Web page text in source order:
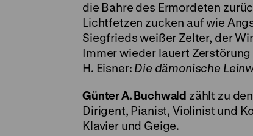
die Bahre des Ermordeten
Lichtfetzen zucken auf wie
Siegfrieds weißer Zelter, der
Immer wieder lauert Zerstörung
H. Eisner: Die dämonische
Günter A. Buchwald zählt zu
Dirigent, Pianist, Violinist und
Klavier und Geige.